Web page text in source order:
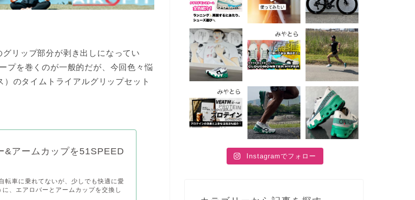
リップ部分が剥き出しになってい
プを巻くのが一般的だが、今回色々悩
のタイムトライアルグリップセット
&アームカップを51SPEED
転車に乗れてないが、少しでも快適に愛
、エアロバーとアームカップを交換し
Instagramでフォロー